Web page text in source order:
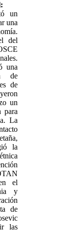
un
una
del
una
de
de
un
para
La
la
el
y
de
las